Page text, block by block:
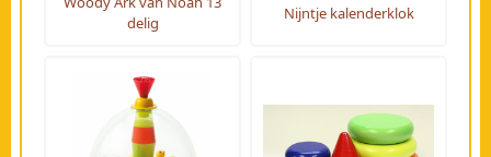
delig
Nijntje kalenderklok